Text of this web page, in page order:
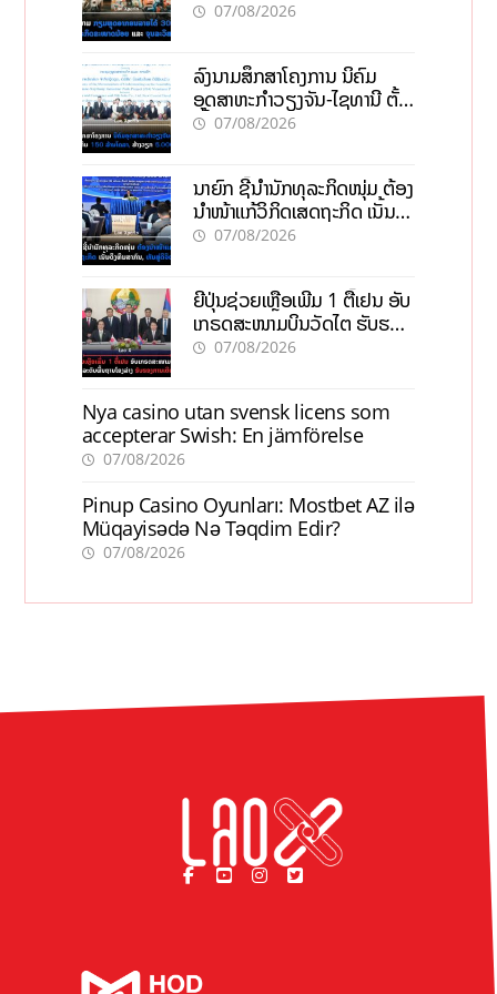
ຂະໜາດນ້ອຍ ແລະ ຈຸນລະ
07/08/2026
ລົງນາມສຶກສາໂຄງການ ນິຄົມ
ອຸດສາຫະກຳວຽງຈັນ-ໄຊທານີ ຕັ້ງ
ເປົ້າດຶງທຶນ 150 ລ້ານໂດລາ, ສ້າງ
07/08/2026
ນາຍົກ ຊີ້ນຳນັກທຸລະກິດໜຸ່ມ ຕ້ອງ
ນຳໜ້າແກ້ວິກິດເສດຖະກິດ ເນັ້ນດຶງ
ທຶນສາກົນ, ຫັນສູ່ດິຈິຕອນ
07/08/2026
ຍີ່ປຸ່ນຊ່ວຍເຫຼືອເພີ່ມ 1 ຕື້ເຢນ ອັບ
ເກຣດສະໜາມບິນວັດໄຕ ຮັບຮອງ
ການເຕີບໂຕ
07/08/2026
Nya casino utan svensk licens som
accepterar Swish: En jämförelse
07/08/2026
Pinup Casino Oyunları: Mostbet AZ ilə
Müqayisədə Nə Təqdim Edir?
07/08/2026